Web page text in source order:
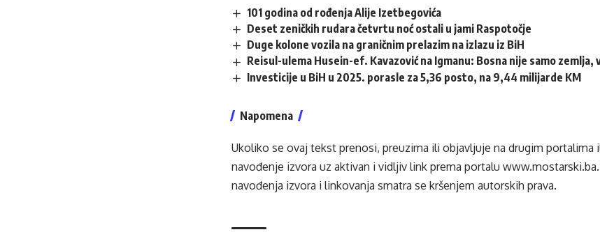
101 godina od rođenja Alije Izetbegovića
Deset zeničkih rudara četvrtu noć ostali u jami Raspotočje
Duge kolone vozila na graničnim prelazim na izlazu iz BiH
Reisul-ulema Husein-ef. Kavazović na Igmanu: Bosna nije samo zemlja,
Investicije u BiH u 2025. porasle za 5,36 posto, na 9,44 milijarde KM
Napomena
Ukoliko se ovaj tekst prenosi, preuzima ili objavljuje na drugim portalima
navođenje izvora uz aktivan i vidljiv link prema portalu www.mostarski.ba
navođenja izvora i linkovanja smatra se kršenjem autorskih prava.